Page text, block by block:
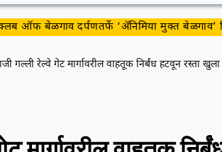
दर्पणतर्फे ‘ॲनिमिया मुक्त बेळगाव’ शिबिर
गल्ली रेल्वे गेट मार्गावरील वाहतूक निर्बंध हटवून रस्ता